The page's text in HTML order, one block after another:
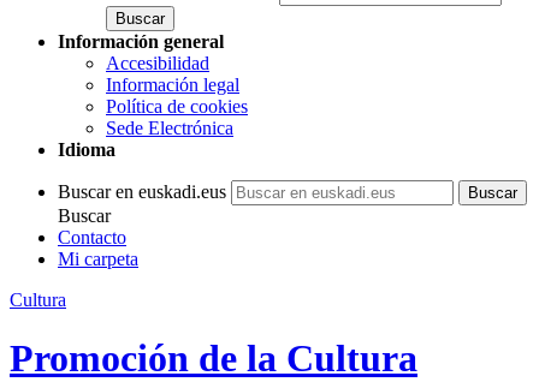
Información general
Accesibilidad
Información legal
Política de cookies
Sede Electrónica
Idioma
Buscar en euskadi.eus
Buscar
Contacto
Mi carpeta
Cultura
Promoción de la Cultura